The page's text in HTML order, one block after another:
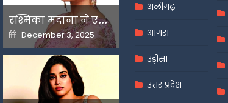
र
श्मिका मंदाना ने एआई के बढ़ते दुरुपयोग पर जतायी नाराजगी
Posted
on
December 3, 2025
अलीगढ़
आगरा
उड़ीसा
उत्तर प्रदेश